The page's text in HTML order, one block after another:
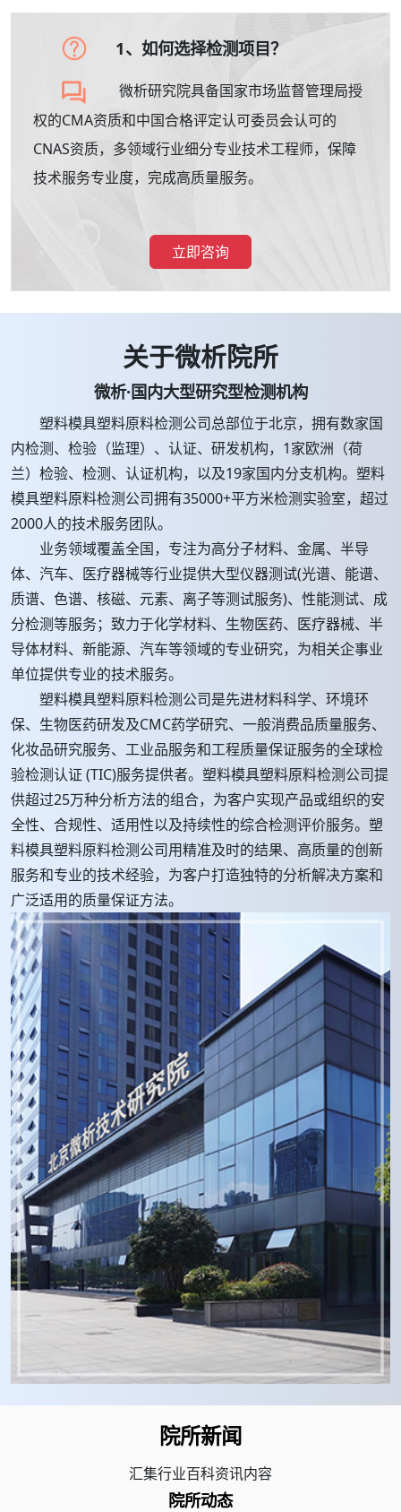
1、如何选择检测项目？
微析研究院具备国家市场监督管理局授
权的CMA资质和中国合格评定认可委员会认可的
CNAS资质，多领域行业细分专业技术工程师，保障
技术服务专业度，完成高质量服务。
立即咨询
关于微析院所
微析·国内大型研究型检测机构
塑料模具塑料原料检测公司总部位于北京，拥有数家国
内检测、检验（监理）、认证、研发机构，1家欧洲（荷
兰）检验、检测、认证机构，以及19家国内分支机构。塑料
模具塑料原料检测公司拥有35000+平方米检测实验室，超过
2000人的技术服务团队。
业务领域覆盖全国，专注为高分子材料、金属、半导
体、汽车、医疗器械等行业提供大型仪器测试(光谱、能谱、
质谱、色谱、核磁、元素、离子等测试服务)、性能测试、成
分检测等服务；致力于化学材料、生物医药、医疗器械、半
导体材料、新能源、汽车等领域的专业研究，为相关企事业
单位提供专业的技术服务。
塑料模具塑料原料检测公司是先进材料科学、环境环
保、生物医药研发及CMC药学研究、一般消费品质量服务、
化妆品研究服务、工业品服务和工程质量保证服务的全球检
验检测认证 (TIC)服务提供者。塑料模具塑料原料检测公司提
供超过25万种分析方法的组合，为客户实现产品或组织的安
全性、合规性、适用性以及持续性的综合检测评价服务。塑
料模具塑料原料检测公司用精准及时的结果、高质量的创新
服务和专业的技术经验，为客户打造独特的分析解决方案和
广泛适用的质量保证方法。
院所新闻
汇集行业百科资讯内容
院所动态